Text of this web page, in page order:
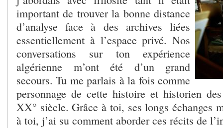
important de trouver la bonne distance
d’analyse face à des archives liées
essentiellement à l’espace privé. Nos
conversations sur ton expérience
algérienne m’ont été d’un grand
secours. Tu me parlais à la fois comme
personnage de cette histoire et historien
XX° siècle. Grâce à toi, ses longs échanges
à toi, j’ai su comment aborder ces récits de